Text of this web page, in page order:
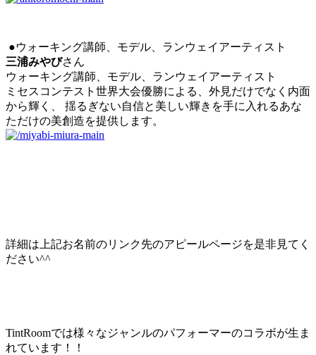
●ウォーキング講師、モデル、ランウェイアーティスト
三浦みやびさん
ウォーキング講師、モデル、ランウェイアーティスト
ミセスコンテスト世界大会優勝による、外見だけでなく内面
から輝く、 揺るぎない自信と美しい輝きを手に入れるあな
ただけの美創造を提供します。
詳細は上記お名前のリンク先のアピールページを是非見てく
ださい^^
TintRoomでは様々なジャンルのパフォーマーのコラボが生ま
れています！！